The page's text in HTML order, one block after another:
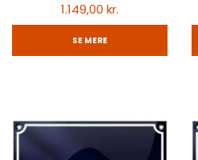
1.149,00 kr.
SE MERE